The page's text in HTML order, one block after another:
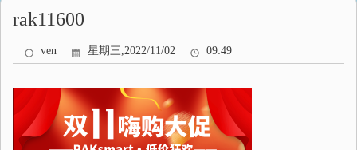
rak11600
ven 星期三,2022/11/02 09:49